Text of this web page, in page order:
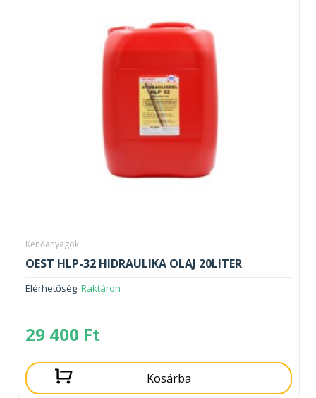
Kenőanyagok
OEST HLP-32 HIDRAULIKA OLAJ 20LITER
Elérhetőség: Raktáron
29 400 Ft
Kosárba